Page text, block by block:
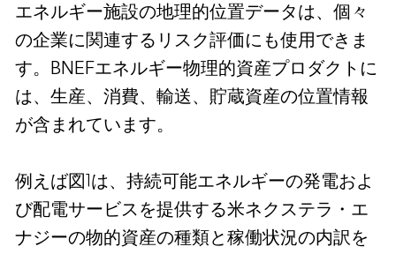
エネルギー施設の地理的位置データは、個々
の企業に関連するリスク評価にも使用できま
す。BNEFエネルギー物理的資産プロダクトに
は、生産、消費、輸送、貯蔵資産の位置情報
が含まれています。
例えば図1は、持続可能エネルギーの発電およ
び配電サービスを提供する米ネクステラ・エ
ナジーの物的資産の種類と稼働状況の内訳を